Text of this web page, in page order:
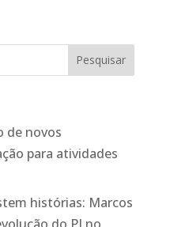
de novos
para atividades
histórias: Marcos
do PI no